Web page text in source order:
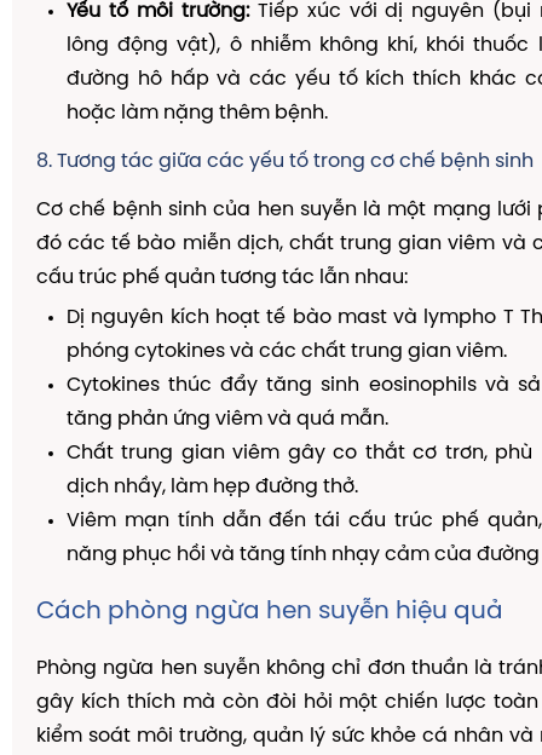
Yếu tố môi trường:Tiếp xúc với dị nguyên (bụi
lông động vật), ô nhiễm không khí, khói thuốc
đường hô hấp và các yếu tố kích thích khác
hoặc làm nặng thêm bệnh.
8. Tương tác giữa các yếu tố trong cơ chế bệnh sinh
Cơ chế bệnh sinh của hen suyễn là một mạng lưới
đó các tế bào miễn dịch, chất trung gian viêm và
cấu trúc phế quản tương tác lẫn nhau:
Dị nguyên kích hoạt tế bào mast và lympho T
phóng cytokines và các chất trung gian viêm.
Cytokines thúc đẩy tăng sinh eosinophils và
tăng phản ứng viêm và quá mẫn.
Chất trung gian viêm gây co thắt cơ trơn,
dịch nhầy, làm hẹp đường thở.
Viêm mạn tính dẫn đến tái cấu trúc phế
năng phục hồi và tăng tính nhạy cảm của đường
Cách phòng ngừa hen suyễn hiệu quả
Phòng ngừa hen suyễn không chỉ đơn thuần là
gây kích thích mà còn đòi hỏi một chiến lược
kiểm soát môi trường, quản lý sức khỏe cá nhân